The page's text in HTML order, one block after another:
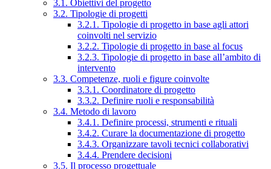
3.1. Obiettivi del progetto
3.2. Tipologie di progetti
3.2.1. Tipologie di progetto in base agli attori
coinvolti nel servizio
3.2.2. Tipologie di progetto in base al focus
3.2.3. Tipologie di progetto in base all’ambito di
intervento
3.3. Competenze, ruoli e figure coinvolte
3.3.1. Coordinatore di progetto
3.3.2. Definire ruoli e responsabilità
3.4. Metodo di lavoro
3.4.1. Definire processi, strumenti e rituali
3.4.2. Curare la documentazione di progetto
3.4.3. Organizzare tavoli tecnici collaborativi
3.4.4. Prendere decisioni
3.5. Il processo progettuale